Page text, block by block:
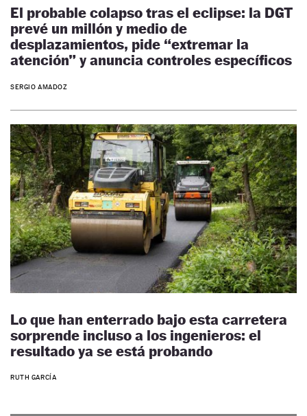
El probable colapso tras el eclipse: la DGT
prevé un millón y medio de
desplazamientos, pide “extremar la
atención” y anuncia controles específicos
SERGIO AMADOZ
Lo que han enterrado bajo esta carretera
sorprende incluso a los ingenieros: el
resultado ya se está probando
RUTH GARCÍA